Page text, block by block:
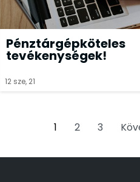
Pénztárgépköteles
tevékenységek!
12 sze, 21
1 2 3